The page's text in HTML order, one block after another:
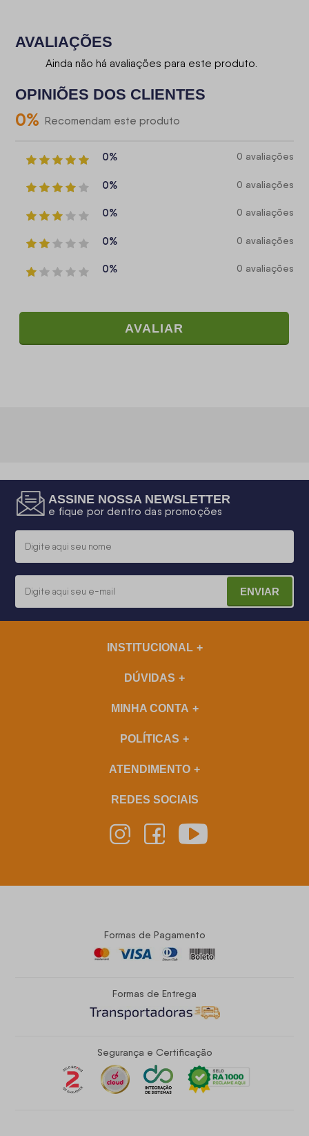
AVALIAÇÕES
Ainda não há avaliações para este produto.
OPINIÕES DOS CLIENTES
0% Recomendam este produto
0% 0 avaliações
0% 0 avaliações
0% 0 avaliações
0% 0 avaliações
0% 0 avaliações
AVALIAR
ASSINE NOSSA NEWSLETTER
e fique por dentro das promoções
ENVIAR
INSTITUCIONAL
DÚVIDAS
MINHA CONTA
POLÍTICAS
ATENDIMENTO
REDES SOCIAIS
Formas de Pagamento
Formas de Entrega
Segurança e Certificação